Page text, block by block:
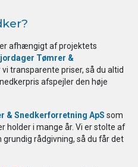
afhængigt af projektets
Tømrer &
transparente priser, så du altid
afspejler den høje
& Snedkerforretning ApS som
holder i mange år. Vi er stolte af
rådgivning, så du får det